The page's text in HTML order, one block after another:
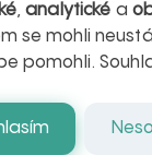
,analytické a
se mohli
pomohli.